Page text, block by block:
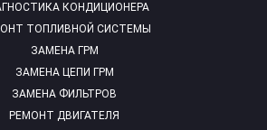
КОНДИЦИОНЕРА
ТОПЛИВНОЙ СИСТЕМЫ
ЗАМЕНА ГРМ
ЗАМЕНА ЦЕПИ ГРМ
ЗАМЕНА ФИЛЬТРОВ
РЕМОНТ ДВИГАТЕЛЯ